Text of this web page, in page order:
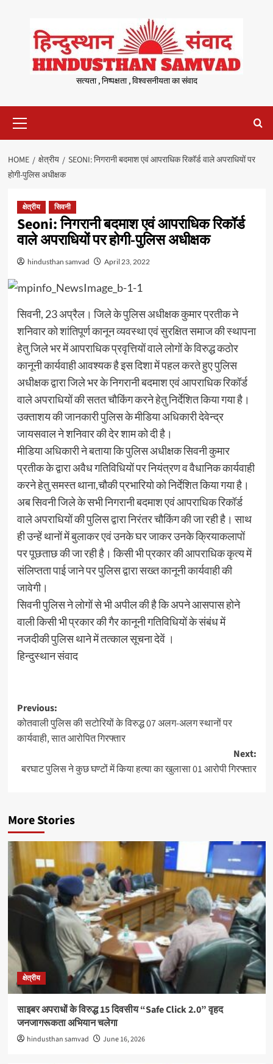
content
सत्यता , निष्पक्षता , विश्वसनीयता का संवाद
Menu
HOME क्षेत्रीय
SEONI: निगरानी बदमाश एवं आपराधिक रिकॉर्ड वाले अपराधियों पर
होगी-पुलिस अधीक्षक
क्षेत्रीय सिवनी
Seoni: निगरानी बदमाश एवं आपराधिक रिकॉर्ड
वाले अपराधियों पर होगी-पुलिस अधीक्षक
hindusthan samvad April 23, 2022
सिवनी, 23 अप्रैल। जिले के पुलिस अधीक्षक कुमार प्रतीक ने
शनिवार को शांतिपूर्ण कानून व्यवस्था एवं सुरक्षित समाज की स्थापना
हेतु जिले भर में आपराधिक प्रवृत्तियों वाले लोगों के विरुद्ध कठोर
कानूनी कार्यवाही आवश्यक है इस दिशा में पहल करते हुए पुलिस
अधीक्षक द्वारा जिले भर के निगरानी बदमाश एवं आपराधिक रिकॉर्ड
वाले अपराधियों की सतत चौकिंग करने हेतु निर्देशित किया गया है।
उक्ताशय की जानकारी पुलिस के मीडिया अधिकारी देवेन्द्र
जायसवाल ने शनिवार की देर शाम को दी है।
मीडिया अधिकारी ने बताया कि पुलिस अधीक्षक सिवनी कुमार
प्रतीक के द्वारा अवैध गतिविधियों पर नियंत्रण व वैधानिक कार्यवाही
करने हेतु समस्त थाना,चौकी प्रभारियो को निर्देशित किया गया है।
अब सिवनी जिले के सभी निगरानी बदमाश एवं आपराधिक रिकॉर्ड
वाले अपराधियों की पुलिस द्वारा निरंतर चौकिंग की जा रही है। साथ
ही उन्हें थानों में बुलाकर एवं उनके घर जाकर उनके क्रियाकलापों
पर पूछताछ की जा रही है। किसी भी प्रकार की आपराधिक कृत्य में
संलिप्तता पाई जाने पर पुलिस द्वारा सख्त कानूनी कार्यवाही की
जावेगी।
सिवनी पुलिस ने लोगों से भी अपील की है कि अपने आसपास होने
वाली किसी भी प्रकार की गैर कानूनी गतिविधियों के संबंध में
नजदीकी पुलिस थाने में तत्काल सूचना देवें ।
हिन्दुस्थान संवाद
Post
navigation
Previous:
कोतवाली पुलिस की सटोरियों के विरुद्ध 07 अलग-अलग स्थानों पर
कार्यवाही, सात आरोपित गिरफ्तार
Next:
बरघाट पुलिस ने कुछ घण्टों में किया हत्या का खुलासा 01 आरोपी गिरफ्तार
More Stories
क्षेत्रीय
साइबर अपराधों के विरुद्ध 15 दिवसीय “Safe Click 2.0” वृहद
जनजागरूकता अभियान चलेगा
hindusthan samvad June 16, 2026